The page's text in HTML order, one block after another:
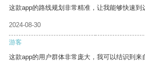
这款app的路线规划非常精准，让我能够快速到
2024-08-30
游客
这款app的用户群体非常庞大，我可以结识到来